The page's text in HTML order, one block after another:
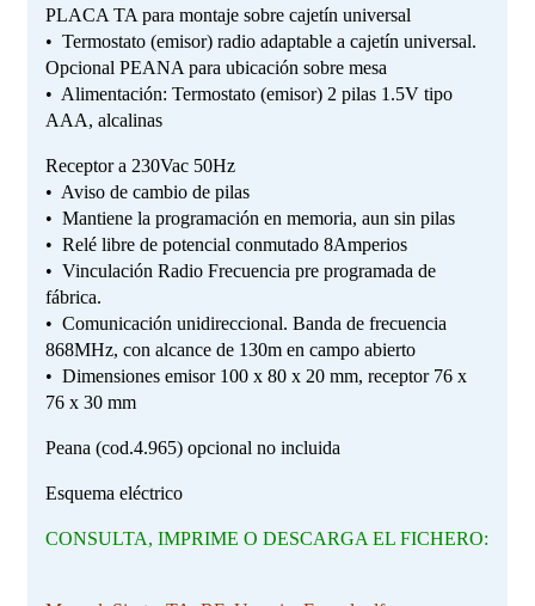
PLACA TA para montaje sobre cajetín universal
• Termostato (emisor) radio adaptable a cajetín universal.
Opcional PEANA para ubicación sobre mesa
• Alimentación: Termostato (emisor) 2 pilas 1.5V tipo
AAA, alcalinas
Receptor a 230Vac 50Hz
• Aviso de cambio de pilas
• Mantiene la programación en memoria, aun sin pilas
• Relé libre de potencial conmutado 8Amperios
• Vinculación Radio Frecuencia pre programada de
fábrica.
• Comunicación unidireccional. Banda de frecuencia
868MHz, con alcance de 130m en campo abierto
• Dimensiones emisor 100 x 80 x 20 mm, receptor 76 x
76 x 30 mm
Peana (cod.4.965) opcional no incluida
Esquema eléctrico
CONSULTA, IMPRIME O DESCARGA EL FICHERO: